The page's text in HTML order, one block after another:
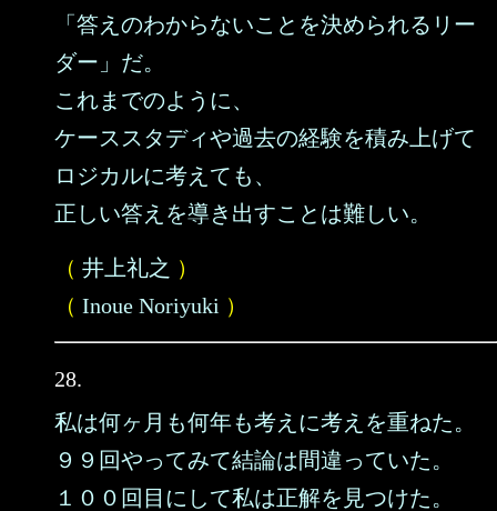
「答えのわからないことを決められるリー
ダー」だ。
これまでのように、
ケーススタディや過去の経験を積み上げて
ロジカルに考えても、
正しい答えを導き出すことは難しい。
（ 井上礼之 ）
（ Inoue Noriyuki ）
28.
私は何ヶ月も何年も考えに考えを重ねた。
９９回やってみて結論は間違っていた。
１００回目にして私は正解を見つけた。